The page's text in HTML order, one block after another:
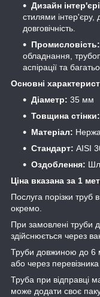
Дизайн
стилями інтер'єру,
довговічність.
Промисловість:
обладнання,
аспірації та
Основні
Діаметр: 35 мм
Товщина стінки:
Матеріал:
Стандарт: AISI
Оздоблення:
Ціна вказана за 1
Послуга порізки труб
окремо.
При замовлені труби
здійснюється через
Труби довжиною до 6
або через
Труба при відправці
може додати своє